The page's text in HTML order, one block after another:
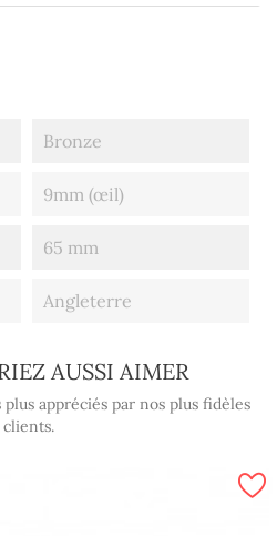
Bronze
9mm (œil)
65 mm
Angleterre
AUSSI AIMER
appréciés par nos plus fidèles
clients.